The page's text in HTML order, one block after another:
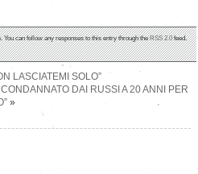
. You can follow any responses to this entry through theRSS 2.0feed.
LASCIATEMI SOLO”
DAI RUSSI A 20 ANNI PER
»